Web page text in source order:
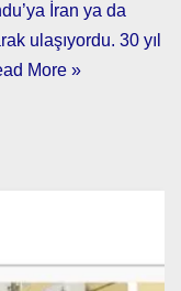
İran ya da
ulaşıyordu. 30 yıl
More »